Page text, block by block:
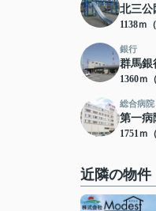
北三公
1138ｍ
銀行
群馬銀
1360ｍ
総合病院
第一病
1751ｍ
近隣の物件